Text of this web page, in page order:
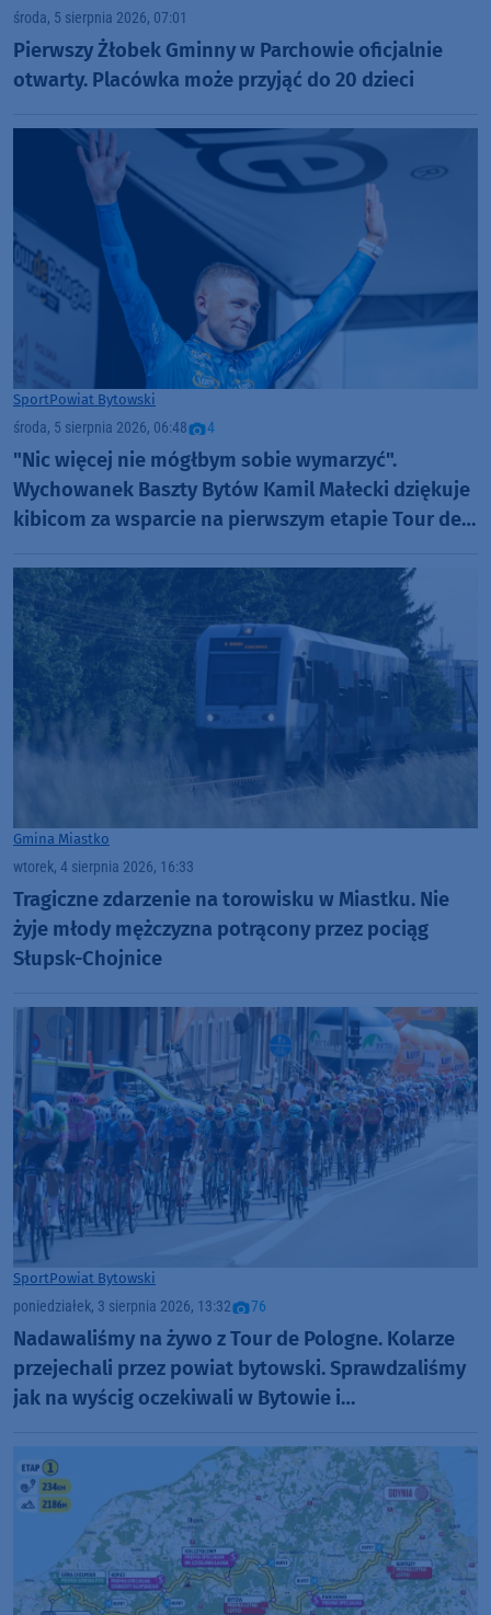
środa, 5 sierpnia 2026, 07:01
Pierwszy Żłobek Gminny w Parchowie oficjalnie
otwarty. Placówka może przyjąć do 20 dzieci
SportPowiat Bytowski
środa, 5 sierpnia 2026, 06:48 4
"Nic więcej nie mógłbym sobie wymarzyć".
Wychowanek Baszty Bytów Kamil Małecki dziękuje
kibicom za wsparcie na pierwszym etapie Tour de
Gmina Miastko
wtorek, 4 sierpnia 2026, 16:33
Tragiczne zdarzenie na torowisku w Miastku. Nie
żyje młody mężczyzna potrącony przez pociąg
Słupsk-Chojnice
SportPowiat Bytowski
poniedziałek, 3 sierpnia 2026, 13:32 76
Nadawaliśmy na żywo z Tour de Pologne. Kolarze
przejechali przez powiat bytowski. Sprawdzaliśmy
jak na wyścig oczekiwali w Bytowie i
(RELACJE, FOTO)